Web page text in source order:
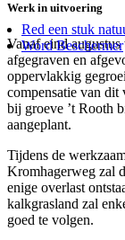
Red een stuk
Word Beschermer
Werk in uitvoering
Vanaf eind
afgegraven en
oppervlakkig
compensatie van dit
bij groeve ’t Rooth
aangeplant.
Tijdens de
Kromhagerweg zal
enige overlast
kalkgrasland zal
goed te volgen.